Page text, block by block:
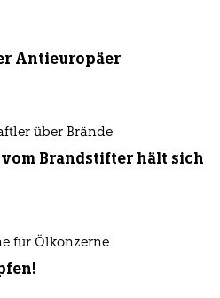
Antieuropäer
über Brände
Brandstifter hält sich
für Ölkonzerne